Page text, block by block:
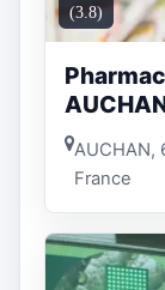
(3.8)
AUCHAN,
France